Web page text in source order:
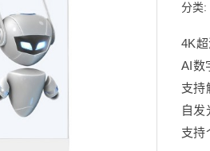
分类:
4K
AI数
支持
自发
支持